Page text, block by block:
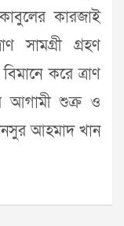
কারজাই
সামগ্রী গ্রহণ
করে ত্রাণ
আগামী শুক্র ও
আহমাদ খান